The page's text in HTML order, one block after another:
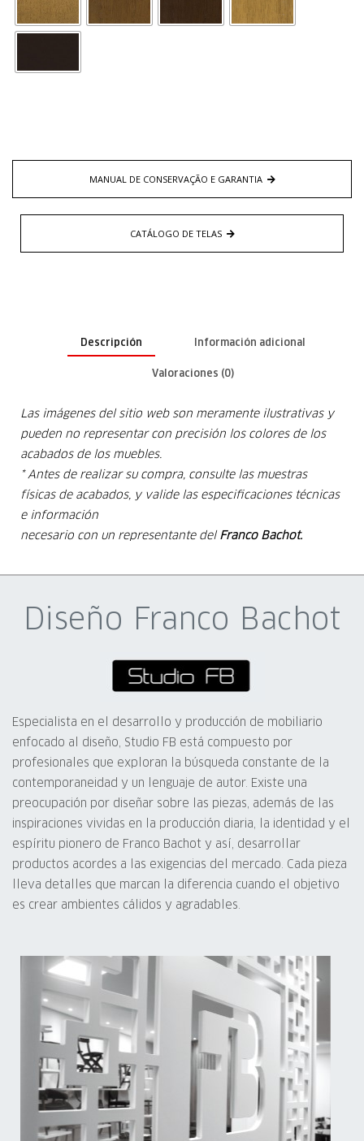
MANUAL DE CONSERVAÇÃO E GARANTIA
CATÁLOGO DE TELAS
Descripción Información adicional
Valoraciones (0)
Las imágenes del sitio web son meramente ilustrativas y
pueden no representar con precisión los colores de los
acabados de los muebles.
* Antes de realizar su compra, consulte las muestras
físicas de acabados, y valide las especificaciones técnicas
e información
necesario con un representante delFranco Bachot.
Diseño Franco Bachot
Especialista en el desarrollo y producción de mobiliario
enfocado al diseño, Studio FB está compuesto por
profesionales que exploran la búsqueda constante de la
contemporaneidad y un lenguaje de autor. Existe una
preocupación por diseñar sobre las piezas, además de las
inspiraciones vividas en la producción diaria, la identidad y el
espíritu pionero de Franco Bachot y así, desarrollar
productos acordes a las exigencias del mercado. Cada pieza
lleva detalles que marcan la diferencia cuando el objetivo
es crear ambientes cálidos y agradables.